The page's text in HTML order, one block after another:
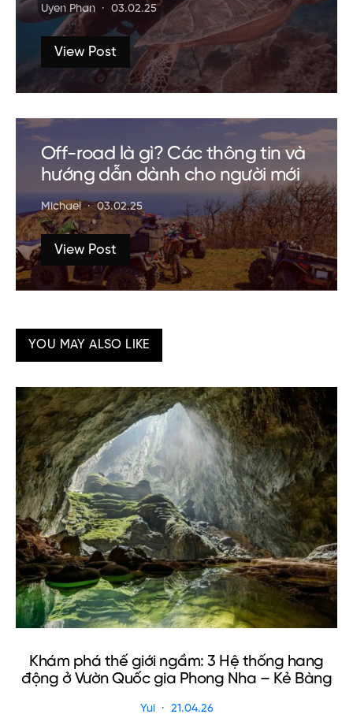
Uyen Phan 03.02.25
View Post
Off-road là gì? Các thông tin và
hướng dẫn dành cho người mới
Michael 03.02.25
View Post
YOU MAY ALSO LIKE
Khám phá thế giới ngầm: 3 Hệ thống hang
động ở Vườn Quốc gia Phong Nha – Kẻ Bàng
Yui 21.04.26